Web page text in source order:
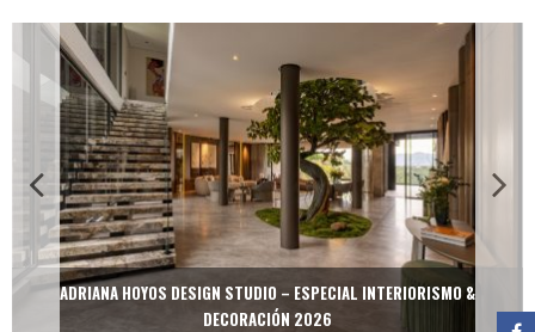
ADRIANA HOYOS DESIGN STUDIO – ESPECIAL INTERIORISMO &
DECORACIÓN 2026